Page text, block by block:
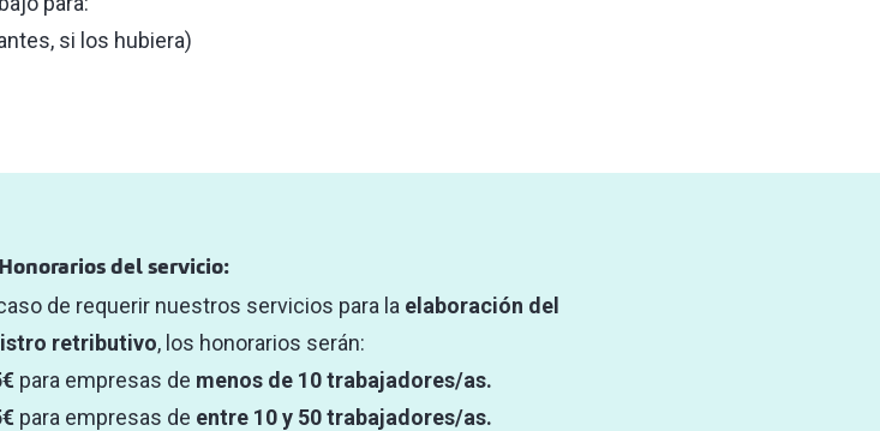
si los hubiera)
del servicio:
de requerir nuestros servicios para la elaboración del
retributivo, los honorarios serán:
para empresas de menos de 10 trabajadores/as.
para empresas de entre 10 y 50 trabajadores/as.